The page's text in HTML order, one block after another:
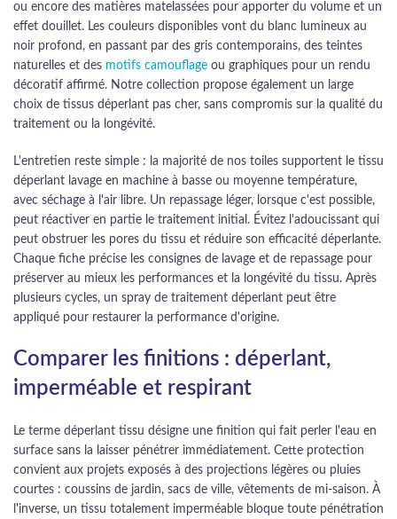
ou encore des matières matelassées pour apporter du volume et un
effet douillet. Les couleurs disponibles vont du blanc lumineux au
noir profond, en passant par des gris contemporains, des teintes
naturelles et des motifs camouflage ou graphiques pour un rendu
décoratif affirmé. Notre collection propose également un large
choix de tissus déperlant pas cher, sans compromis sur la qualité du
traitement ou la longévité.
L'entretien reste simple : la majorité de nos toiles supportent le tissu
déperlant lavage en machine à basse ou moyenne température,
avec séchage à l'air libre. Un repassage léger, lorsque c'est possible,
peut réactiver en partie le traitement initial. Évitez l'adoucissant qui
peut obstruer les pores du tissu et réduire son efficacité déperlante.
Chaque fiche précise les consignes de lavage et de repassage pour
préserver au mieux les performances et la longévité du tissu. Après
plusieurs cycles, un spray de traitement déperlant peut être
appliqué pour restaurer la performance d'origine.
Comparer les finitions : déperlant,
imperméable et respirant
Le terme déperlant tissu désigne une finition qui fait perler l'eau en
surface sans la laisser pénétrer immédiatement. Cette protection
convient aux projets exposés à des projections légères ou pluies
courtes : coussins de jardin, sacs de ville, vêtements de mi-saison. À
l'inverse, un tissu totalement imperméable bloque toute pénétration